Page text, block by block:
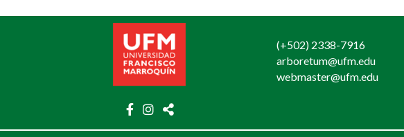
(+502) 2338-7916
arboretum@ufm.edu
webmaster@ufm.edu